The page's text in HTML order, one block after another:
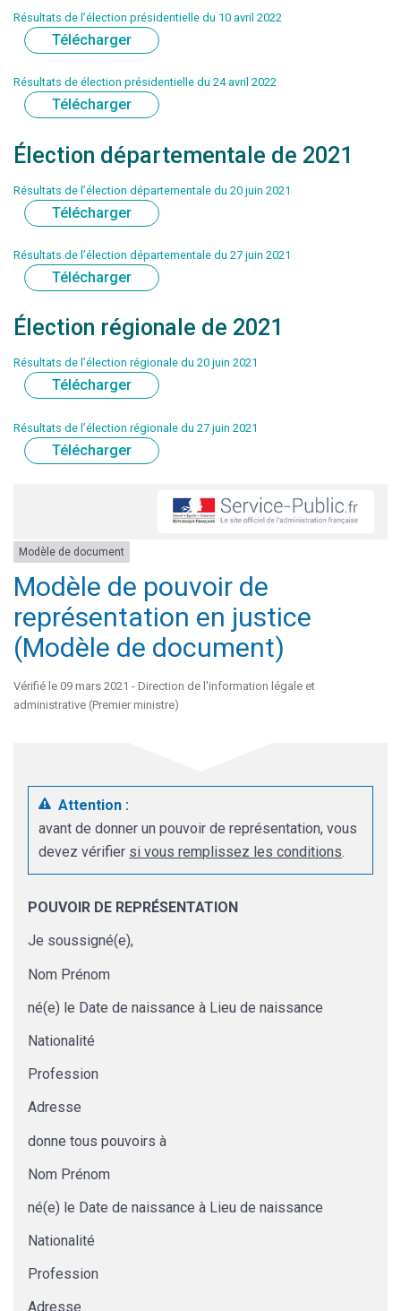
Résultats de l’élection présidentielle du 10 avril 2022
Télécharger
Résultats de élection présidentielle du 24 avril 2022
Télécharger
Élection départementale de 2021
Résultats de l’élection départementale du 20 juin 2021
Télécharger
Résultats de l’élection départementale du 27 juin 2021
Télécharger
Élection régionale de 2021
Résultats de l’élection régionale du 20 juin 2021
Télécharger
Résultats de l’élection régionale du 27 juin 2021
Télécharger
Modèle de document
Modèle de pouvoir de
représentation en justice
(Modèle de document)
Vérifié le 09 mars 2021 - Direction de l'information légale et
administrative (Premier ministre)
Attention :
avant de donner un pouvoir de représentation, vous
devez vérifier si vous remplissez les conditions.
POUVOIR DE REPRÉSENTATION
Je soussigné(e),
Nom Prénom
né(e) le Date de naissance à Lieu de naissance
Nationalité
Profession
Adresse
donne tous pouvoirs à
Nom Prénom
né(e) le Date de naissance à Lieu de naissance
Nationalité
Profession
Adresse